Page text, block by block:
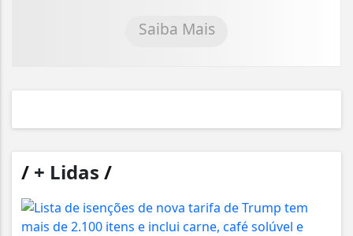
Saiba Mais
/ + Lidas /